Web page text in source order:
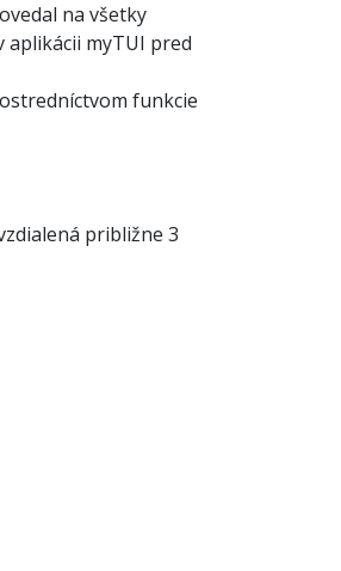
na všetky
aplikácii myTUI pred
funkcie
približne 3